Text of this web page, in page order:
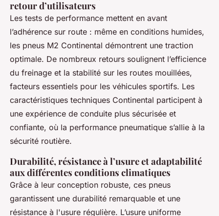
retour d’utilisateurs
Les tests de performance mettent en avant
l’adhérence sur route : même en conditions humides,
les pneus M2 Continental démontrent une traction
optimale. De nombreux retours soulignent l’efficience
du freinage et la stabilité sur les routes mouillées,
facteurs essentiels pour les véhicules sportifs. Les
caractéristiques techniques Continental participent à
une expérience de conduite plus sécurisée et
confiante, où la performance pneumatique s’allie à la
sécurité routière.
Durabilité, résistance à l’usure et adaptabilité
aux différentes conditions climatiques
Grâce à leur conception robuste, ces pneus
garantissent une durabilité remarquable et une
résistance à l'usure régulière. L’usure uniforme